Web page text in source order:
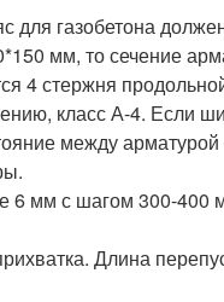
для газобетона
мм, то сечение
4 стержня
класс А-4. Если
между
6 мм с шагом 300-
Длина